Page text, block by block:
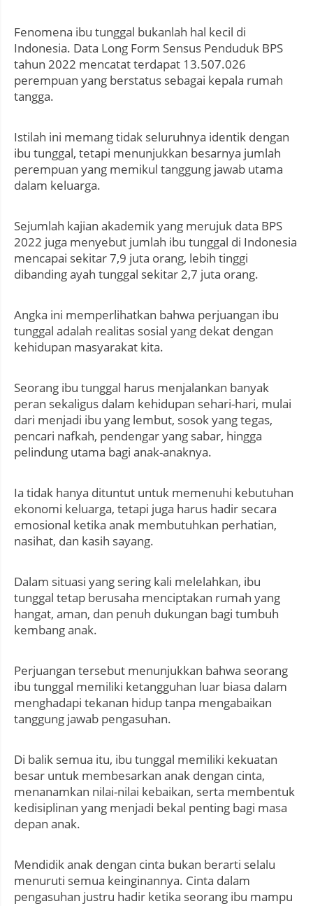
Fenomena ibu tunggal bukanlah hal kecil di
Indonesia. Data Long Form Sensus Penduduk BPS
tahun 2022 mencatat terdapat 13.507.026
perempuan yang berstatus sebagai kepala rumah
tangga.
Istilah ini memang tidak seluruhnya identik dengan
ibu tunggal, tetapi menunjukkan besarnya jumlah
perempuan yang memikul tanggung jawab utama
dalam keluarga.
Sejumlah kajian akademik yang merujuk data BPS
2022 juga menyebut jumlah ibu tunggal di Indonesia
mencapai sekitar 7,9 juta orang, lebih tinggi
dibanding ayah tunggal sekitar 2,7 juta orang.
Angka ini memperlihatkan bahwa perjuangan ibu
tunggal adalah realitas sosial yang dekat dengan
kehidupan masyarakat kita.
Seorang ibu tunggal harus menjalankan banyak
peran sekaligus dalam kehidupan sehari-hari, mulai
dari menjadi ibu yang lembut, sosok yang tegas,
pencari nafkah, pendengar yang sabar, hingga
pelindung utama bagi anak-anaknya.
Ia tidak hanya dituntut untuk memenuhi kebutuhan
ekonomi keluarga, tetapi juga harus hadir secara
emosional ketika anak membutuhkan perhatian,
nasihat, dan kasih sayang.
Dalam situasi yang sering kali melelahkan, ibu
tunggal tetap berusaha menciptakan rumah yang
hangat, aman, dan penuh dukungan bagi tumbuh
kembang anak.
Perjuangan tersebut menunjukkan bahwa seorang
ibu tunggal memiliki ketangguhan luar biasa dalam
menghadapi tekanan hidup tanpa mengabaikan
tanggung jawab pengasuhan.
Di balik semua itu, ibu tunggal memiliki kekuatan
besar untuk membesarkan anak dengan cinta,
menanamkan nilai-nilai kebaikan, serta membentuk
kedisiplinan yang menjadi bekal penting bagi masa
depan anak.
Mendidik anak dengan cinta bukan berarti selalu
menuruti semua keinginannya. Cinta dalam
pengasuhan justru hadir ketika seorang ibu mampu